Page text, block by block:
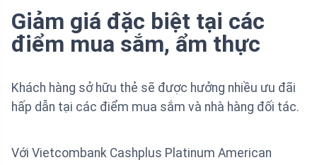
Giảm giá đặc biệt tại các
điểm mua sắm, ẩm thực
Khách hàng sở hữu thẻ sẽ được hưởng nhiều ưu đãi
hấp dẫn tại các điểm mua sắm và nhà hàng đối tác.
Với Vietcombank Cashplus Platinum American